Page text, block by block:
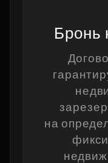
Бронь
на